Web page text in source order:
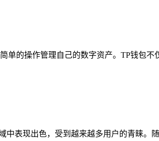
单的操作管理自己的数字资产。TP钱包不
表现出色，受到越来越多用户的青睐。